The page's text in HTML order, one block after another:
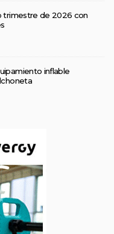
trimestre de 2026 con
inflable